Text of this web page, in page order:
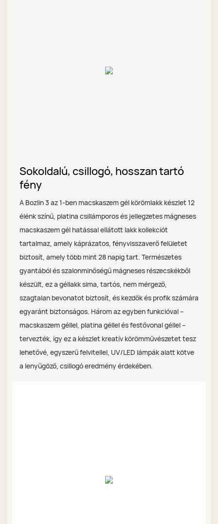
Sokoldalú, csillogó, hosszan tartó
fény
A Bozlin 3 az 1-ben macskaszem gél körömlakk készlet 12
élénk színű, platina csillámporos és jellegzetes mágneses
macskaszem gél hatással ellátott lakk kollekciót
tartalmaz, amely káprázatos, fényvisszaverő felületet
biztosít, amely több mint 28 napig tart. Természetes
gyantából és szalonminőségű mágneses részecskékből
készült, ez a géllakk sima, tartós, nem mérgező,
szagtalan bevonatot biztosít, és kezdők és profik számára
egyaránt biztonságos. Három az egyben funkcióval –
macskaszem géllel, platina géllel és festővonal géllel –
tervezték, így ez a készlet kreatív körömművészetet tesz
lehetővé, egyszerű felvitellel, UV/LED lámpák alatt kötve
a lenyűgöző, csillogó eredmény érdekében.